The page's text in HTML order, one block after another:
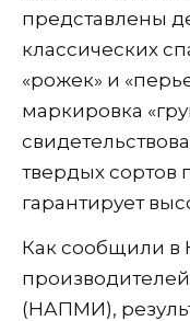
представлены
классических
«рожек» и
маркировка
твердых сортов
гарантирует
Как сообщили в
(НАПМИ),